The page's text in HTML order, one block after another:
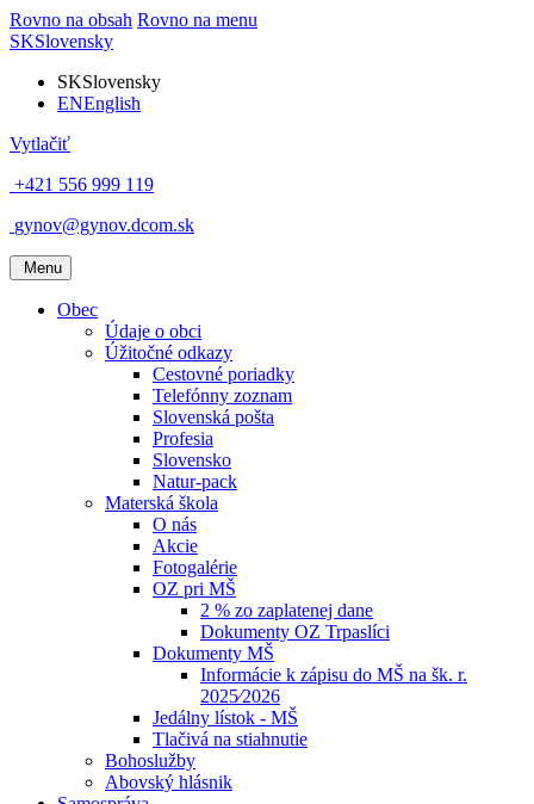
Rovno na obsah Rovno na menu
SKSlovensky
SKSlovensky
ENEnglish
Vytlačiť
+421 556 999 119
gynov@gynov.dcom.sk
Menu
Obec
Údaje o obci
Úžitočné odkazy
Cestovné poriadky
Telefónny zoznam
Slovenská pošta
Profesia
Slovensko
Natur-pack
Materská škola
O nás
Akcie
Fotogalérie
OZ pri MŠ
2 % zo zaplatenej dane
Dokumenty OZ Trpaslíci
Dokumenty MŠ
Informácie k zápisu do MŠ na šk. r.
2025⁄2026
Jedálny lístok - MŠ
Tlačivá na stiahnutie
Bohoslužby
Abovský hlásnik